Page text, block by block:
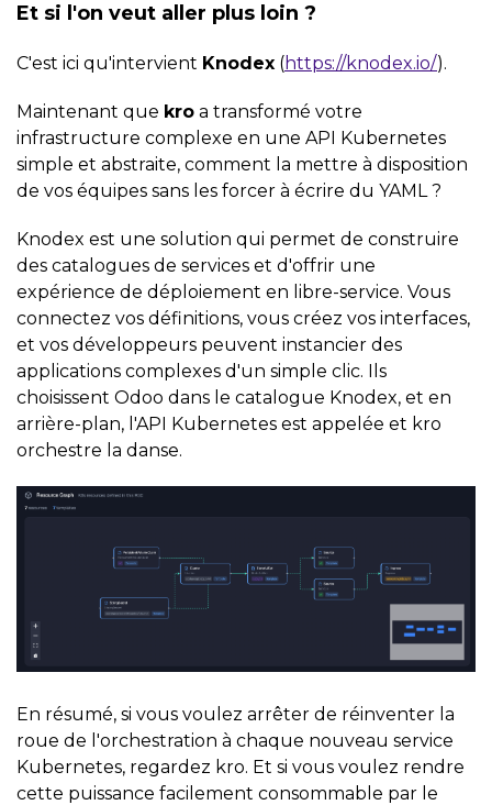
Et si l'on veut aller plus loin ?
C'est ici qu'intervient Knodex (https://knodex.io/).
Maintenant que kro a transformé votre
infrastructure complexe en une API Kubernetes
simple et abstraite, comment la mettre à disposition
de vos équipes sans les forcer à écrire du YAML ?
Knodex est une solution qui permet de construire
des catalogues de services et d'offrir une
expérience de déploiement en libre-service. Vous
connectez vos définitions, vous créez vos interfaces,
et vos développeurs peuvent instancier des
applications complexes d'un simple clic. Ils
choisissent Odoo dans le catalogue Knodex, et en
arrière-plan, l'API Kubernetes est appelée et kro
orchestre la danse.
En résumé, si vous voulez arrêter de réinventer la
roue de l'orchestration à chaque nouveau service
Kubernetes, regardez kro. Et si vous voulez rendre
cette puissance facilement consommable par le